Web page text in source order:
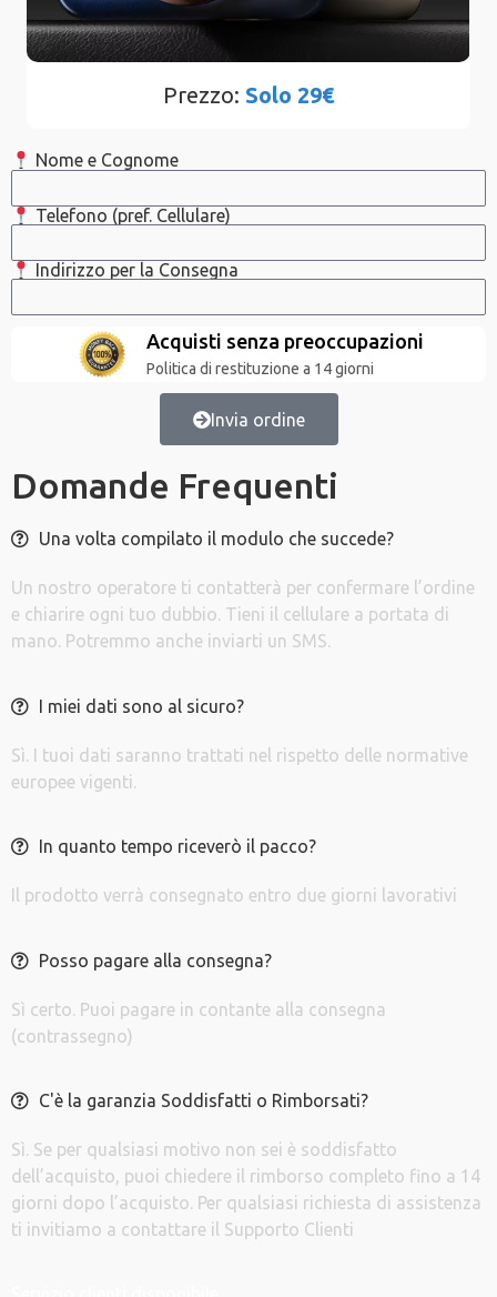
Prezzo: Solo 29€
Nome e Cognome
Telefono (pref. Cellulare)
Indirizzo per la Consegna
Acquisti senza preoccupazioni
Politica di restituzione a 14 giorni
Invia ordine
Domande Frequenti
Una volta compilato il modulo che succede?
Un nostro operatore ti contatterà per confermare l’ordine
e chiarire ogni tuo dubbio. Tieni il cellulare a portata di
mano. Potremmo anche inviarti un SMS.
I miei dati sono al sicuro?
Sì. I tuoi dati saranno trattati nel rispetto delle normative
europee vigenti.
In quanto tempo riceverò il pacco?
Il prodotto verrà consegnato entro due giorni lavorativi
Posso pagare alla consegna?
Sì certo. Puoi pagare in contante alla consegna
(contrassegno)
C'è la garanzia Soddisfatti o Rimborsati?
Sì. Se per qualsiasi motivo non sei è soddisfatto
dell’acquisto, puoi chiedere il rimborso completo fino a 14
giorni dopo l’acquisto. Per qualsiasi richiesta di assistenza
ti invitiamo a contattare il Supporto Clienti